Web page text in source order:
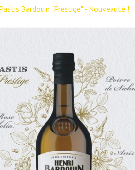
Pastis Bardouin "Prestige" - Nouveauté !